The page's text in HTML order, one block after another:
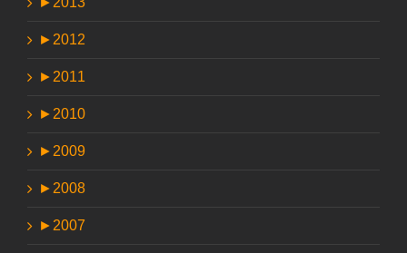
► 2012
► 2011
► 2010
► 2009
► 2008
► 2007